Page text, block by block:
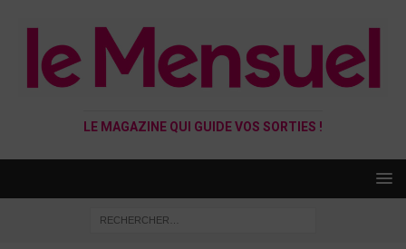
LE MAGAZINE QUI GUIDE VOS SORTIES !